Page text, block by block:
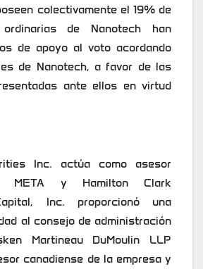
colectivamente el 19% de
de Nanotech han
de apoyo al voto acordando
de Nanotech, a favor de las
ante ellos en virtud
Inc. actúa como asesor
META y Hamilton Clark
Inc. proporcionó una
al consejo de administración
Martineau DuMoulin LLP
canadiense de la empresa y